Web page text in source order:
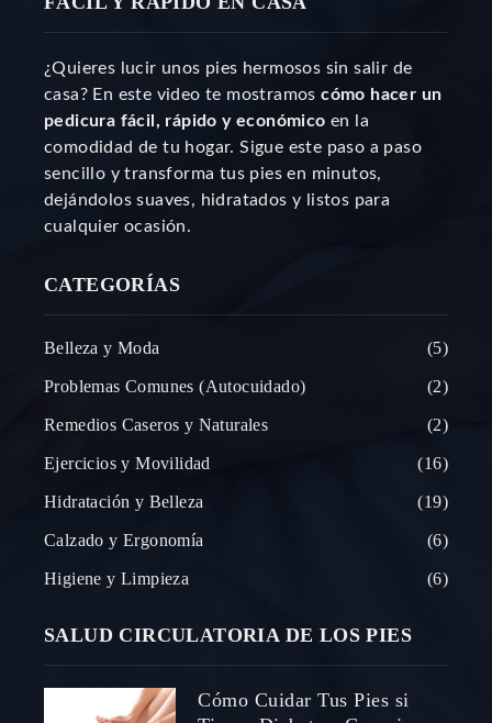
¿Quieres lucir unos pies hermosos sin salir de
casa? En este video te mostramoscómo hacer un
pedicura fácil, rápido y económico en la
comodidad de tu hogar. Sigue este paso a paso
sencillo y transforma tus pies en minutos,
dejándolos suaves, hidratados y listos para
cualquier ocasión.
CATEGORÍAS
Belleza y Moda 5
Problemas Comunes (Autocuidado) 2
Remedios Caseros y Naturales 2
Ejercicios y Movilidad 16
Hidratación y Belleza 19
Calzado y Ergonomía 6
Higiene y Limpieza 6
SALUD CIRCULATORIA DE LOS PIES
Cómo Cuidar Tus Pies si